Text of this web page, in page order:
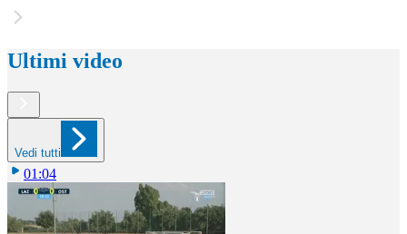
Ultimi video
Vedi tutti
01:04